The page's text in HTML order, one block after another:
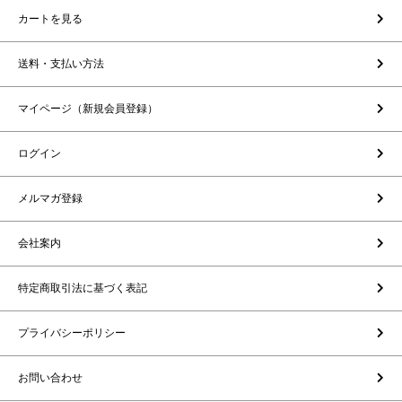
カートを見る
送料・支払い方法
マイページ（新規会員登録）
ログイン
メルマガ登録
会社案内
特定商取引法に基づく表記
プライバシーポリシー
お問い合わせ